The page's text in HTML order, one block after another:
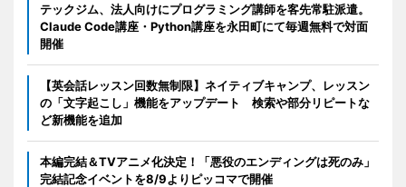
テックジム、法人向けにプログラミング講師を客先常駐派遣。
Claude Code講座・Python講座を永田町にて毎週無料で対面
開催
【英会話レッスン回数無制限】ネイティブキャンプ、レッスン
の「文字起こし」機能をアップデート 検索や部分リピートな
ど新機能を追加
本編完結＆TVアニメ化決定！「悪役のエンディングは死のみ」
完結記念イベントを8/9よりピッコマで開催